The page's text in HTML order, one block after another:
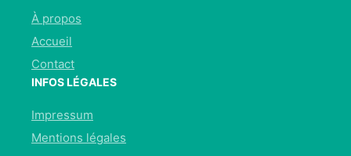
À propos
Accueil
Contact
INFOS LÉGALES
Impressum
Mentions légales